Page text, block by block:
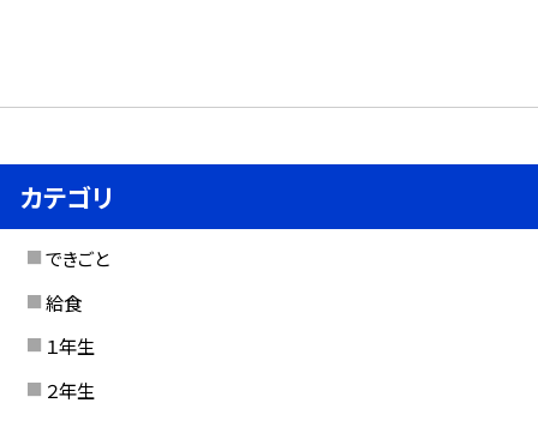
カテゴリ
できごと
給食
１年生
２年生